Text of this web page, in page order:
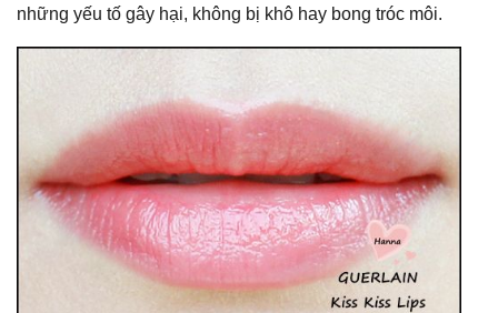
những yếu tố gây hại, không bị khô hay bong tróc môi.